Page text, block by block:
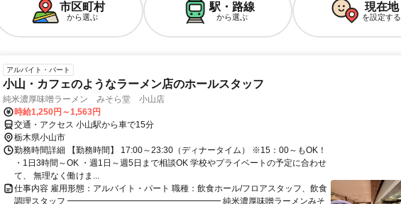
市区町村
から選ぶ
駅・路線
から選ぶ
現在地
を設定する
アルバイト・パート
小山・カフェのようなラーメン店のホールスタッフ
純米濃厚味噌ラーメン みそら堂 小山店
時給1,250円～1,563円
交通・アクセス 小山駅から車で15分
栃木県小山市
勤務時間詳細 【勤務時間】 17:00～23:30（ディナータイム） ※15：00～もOK！
・1日3時間～OK ・週1日～週5日まで相談OK 学校やプライベートの予定に合わせ
て、 無理なく働けま...
仕事内容 雇用形態：アルバイト・パート 職種：飲食ホール/フロアスタッフ、飲食
調理スタッフ ━━━━━━━━━━━━━━━━━━ 純米濃厚味噌ラーメンみそ